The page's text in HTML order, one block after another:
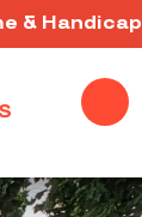
& Handicap